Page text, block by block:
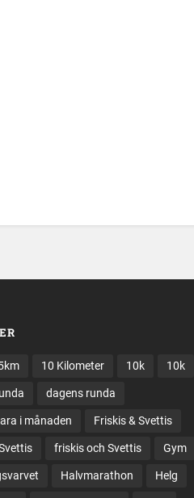
10 Kilometer 10k 10k
dagens runda
i månaden Friskis & Svettis
friskis och Svettis Gym
Halvmarathon Helg